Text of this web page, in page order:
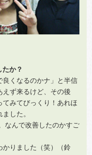
か？
くなるのかナ」と半信
ず来るけど、その後
みてびっくり！あれほ
した。
なんで改善したのかすご
かりました（笑）（鈴